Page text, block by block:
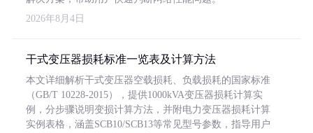
2026年8月4日
干式变压器损耗标准一览表及计算方法
本文详细解析干式变压器空载损耗、负载损耗的国家标准
（GB/T 10228-2015），提供1000kVA变压器损耗计算实
例，分步骤说明变损计算方法，并附电力变压器损耗计算
实例表格，涵盖SCB10/SCB13等常见型号参数，指导用户